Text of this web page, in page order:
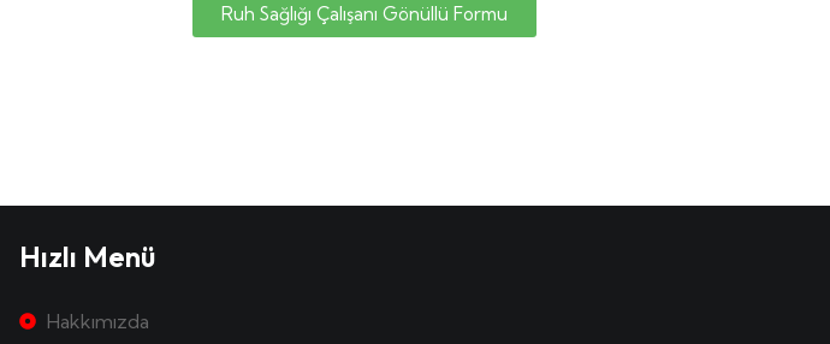
Ruh Sağlığı Çalışanı Gönüllü Formu
Hızlı Menü
Hakkımızda